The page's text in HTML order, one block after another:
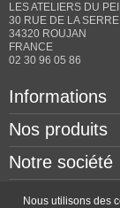
LES ATELIERS DU
30 RUE DE LA SERRE
34320 ROUJAN
FRANCE
02 30 96 05 86
Informations
Nos produits
Notre société
Contactez-
Nous utilisons des